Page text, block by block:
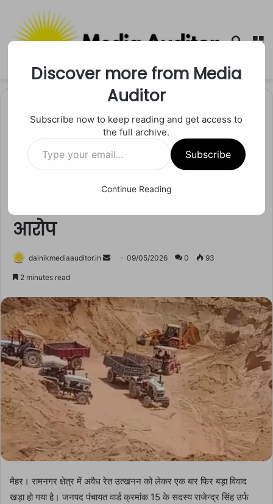
Search
रीवा सतना
रामनगर में रेत माफियाओं का
आतंक! जंगल छलनी, महुआ के पेड़
आरोप
dainikmediaauditor.in
Send09/05/2026 0 93
2 minutes read
मैहर। रामनगर क्षेत्र में अवैध रेत उत्खनन को लेकर एक बार फिर बड़ा विवाद
खड़ा हो गया है। जनपद पंचायत वार्ड क्रमांक 15 के सदस्य राजेन्द्र सिंह उर्फ
Discover more from Media
Auditor
Subscribe now to keep reading and get access to
the full archive.
Type
your
email…
Subscribe
Continue Reading